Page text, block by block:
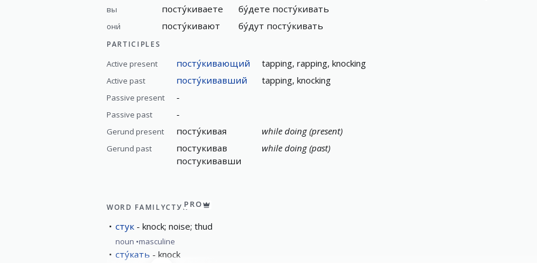
вы посту́киваете бу́дете посту́кивать
они́ посту́кивают бу́дут посту́кивать
PARTICIPLES
Active present посту́кивающий tapping, rapping, knocking
Active past посту́кивавший tapping, knocking
Passive present -
Passive past -
Gerund present посту́кивая while doing (present)
Gerund past
постукивав
постукивавши
while doing (past)
WORD FAMILYСТУКPRO
стук knock; noise; thud
noun masculine
сту́кать knock